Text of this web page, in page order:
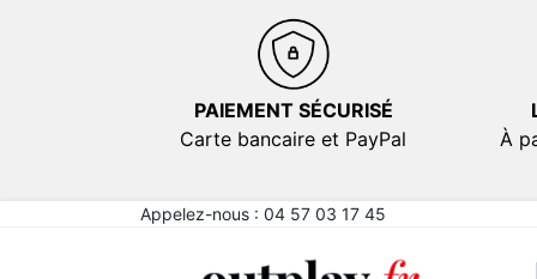
PAIEMENT SÉCURISÉ
Carte bancaire et PayPal
À
Appelez-nous : 04 57 03 17 45